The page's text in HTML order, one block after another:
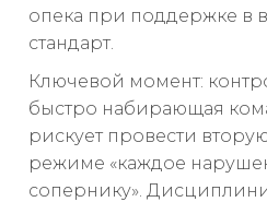
опека при поддержке в
стандарт.
Ключевой момент:
быстро набирающая
рискует провести
режиме «каждое
сопернику».